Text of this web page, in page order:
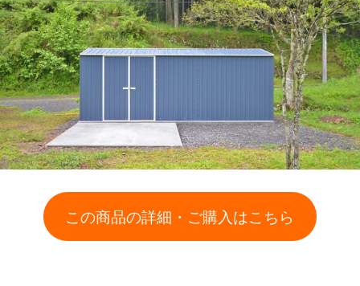
この商品の詳細・ご購入はこちら